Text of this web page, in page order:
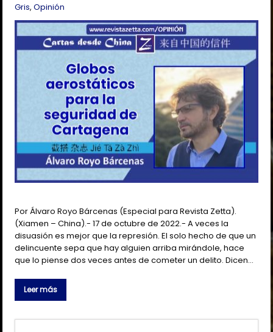
Gris,Opinión
Por Álvaro Royo Bárcenas (Especial para Revista Zetta).
(Xiamen – China).- 17 de octubre de 2022.- A veces la
disuasión es mejor que la represión. El solo hecho de que un
delincuente sepa que hay alguien arriba mirándole, hace
que lo piense dos veces antes de cometer un delito. Dicen…
Leer más